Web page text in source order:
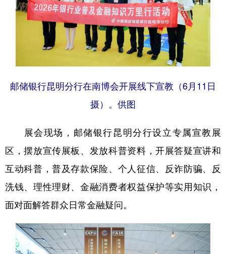
邮储银行昆明分行在南博会开展线下宣教（6月11日
摄）。供图
展会现场，邮储银行昆明分行设立专属宣教展
区，摆放宣传展板、发放科普资料，开展答疑宣讲和
互动科普，普及存款保险、个人征信、反诈防骗、反
洗钱、理性理财、金融消费者权益保护等实用知识，
面对面解答群众日常金融疑问。